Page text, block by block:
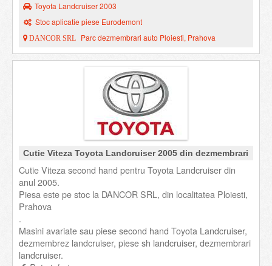
Toyota Landcruiser 2003
Stoc aplicatie piese Eurodemont
DANCOR SRL Parc dezmembrari auto Ploiesti, Prahova
Cutie Viteza Toyota Landcruiser 2005 din dezmembrari
Cutie Viteza second hand pentru Toyota Landcruiser din
anul 2005.
Piesa este pe stoc la DANCOR SRL, din localitatea Ploiesti,
Prahova
.
Masini avariate sau piese second hand Toyota Landcruiser,
dezmembrez landcruiser, piese sh landcruiser, dezmembrari
landcruiser.